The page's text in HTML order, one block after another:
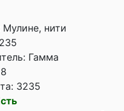
Мулине, нити
Гамма
3235